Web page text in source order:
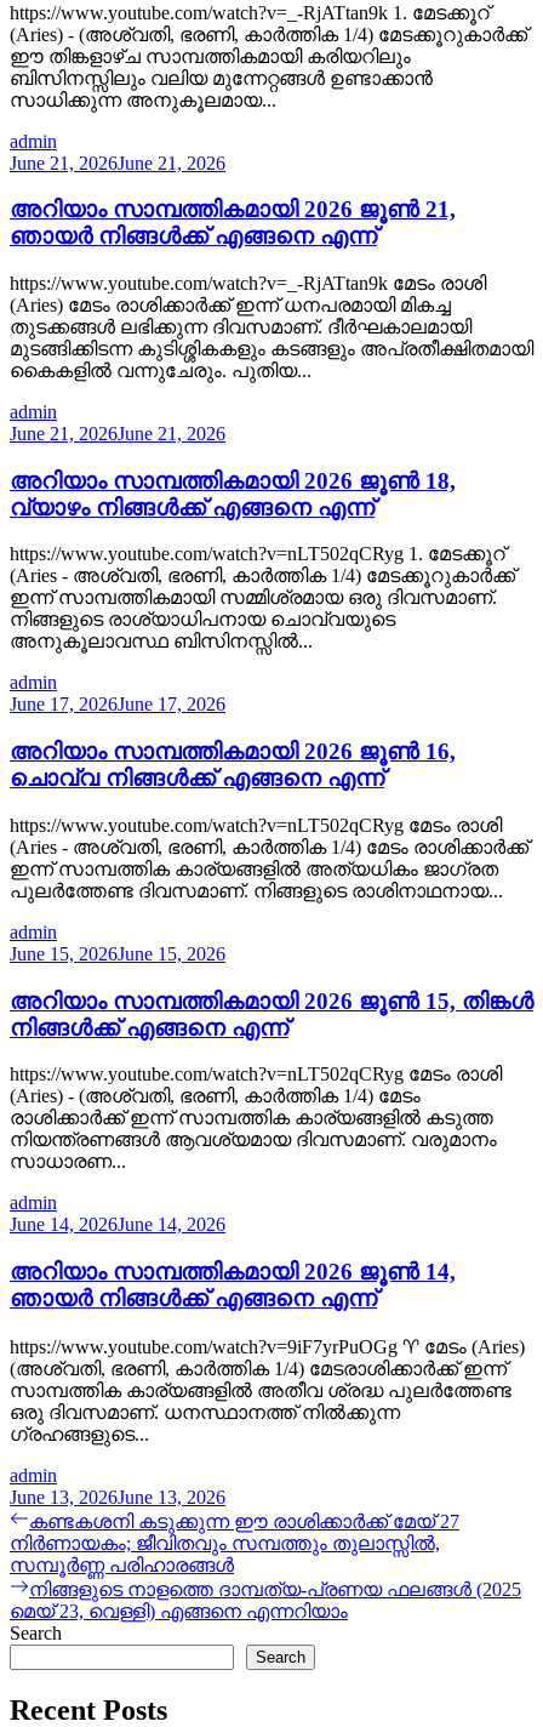
https://www.youtube.com/watch?v=_-RjATtan9k 1. മേടക്കൂറ്
(Aries) - (അശ്വതി, ഭരണി, കാർത്തിക 1/4) മേടക്കൂറുകാർക്ക്
ഈ തിങ്കളാഴ്ച സാമ്പത്തികമായി കരിയറിലും
ബിസിനസ്സിലും വലിയ മുന്നേറ്റങ്ങൾ ഉണ്ടാക്കാൻ
സാധിക്കുന്ന അനുകൂലമായ...
admin
June 21, 2026June 21, 2026
അറിയാം സാമ്പത്തികമായി 2026 ജൂൺ 21,
ഞായർ നിങ്ങൾക്ക് എങ്ങനെ എന്ന്
https://www.youtube.com/watch?v=_-RjATtan9k മേടം രാശി
(Aries) മേടം രാശിക്കാർക്ക് ഇന്ന് ധനപരമായി മികച്ച
തുടക്കങ്ങൾ ലഭിക്കുന്ന ദിവസമാണ്. ദീർഘകാലമായി
മുടങ്ങിക്കിടന്ന കുടിശ്ശികകളും കടങ്ങളും അപ്രതീക്ഷിതമായി
കൈകളിൽ വന്നുചേരും. പുതിയ...
admin
June 21, 2026June 21, 2026
അറിയാം സാമ്പത്തികമായി 2026 ജൂൺ 18,
വ്യാഴം നിങ്ങൾക്ക് എങ്ങനെ എന്ന്
https://www.youtube.com/watch?v=nLT502qCRyg 1. മേടക്കൂറ്
(Aries - അശ്വതി, ഭരണി, കാർത്തിക 1/4) മേടക്കൂറുകാർക്ക്
ഇന്ന് സാമ്പത്തികമായി സമ്മിശ്രമായ ഒരു ദിവസമാണ്.
നിങ്ങളുടെ രാശ്യാധിപനായ ചൊവ്വയുടെ
അനുകൂലാവസ്ഥ ബിസിനസ്സിൽ...
admin
June 17, 2026June 17, 2026
അറിയാം സാമ്പത്തികമായി 2026 ജൂൺ 16,
ചൊവ്വ നിങ്ങൾക്ക് എങ്ങനെ എന്ന്
https://www.youtube.com/watch?v=nLT502qCRyg മേടം രാശി
(Aries - അശ്വതി, ഭരണി, കാർത്തിക 1/4) മേടം രാശിക്കാർക്ക്
ഇന്ന് സാമ്പത്തിക കാര്യങ്ങളിൽ അത്യധികം ജാഗ്രത
പുലർത്തേണ്ട ദിവസമാണ്. നിങ്ങളുടെ രാശിനാഥനായ...
admin
June 15, 2026June 15, 2026
അറിയാം സാമ്പത്തികമായി 2026 ജൂൺ 15, തിങ്കൾ
നിങ്ങൾക്ക് എങ്ങനെ എന്ന്
https://www.youtube.com/watch?v=nLT502qCRyg മേടം രാശി
(Aries) - (അശ്വതി, ഭരണി, കാർത്തിക 1/4) മേടം
രാശിക്കാർക്ക് ഇന്ന് സാമ്പത്തിക കാര്യങ്ങളിൽ കടുത്ത
നിയന്ത്രണങ്ങൾ ആവശ്യമായ ദിവസമാണ്. വരുമാനം
സാധാരണ...
admin
June 14, 2026June 14, 2026
അറിയാം സാമ്പത്തികമായി 2026 ജൂൺ 14,
ഞായർ നിങ്ങൾക്ക് എങ്ങനെ എന്ന്
https://www.youtube.com/watch?v=9iF7yrPuOGg ♈ മേടം (Aries)
(അശ്വതി, ഭരണി, കാർത്തിക 1/4) മേടരാശിക്കാർക്ക് ഇന്ന്
സാമ്പത്തിക കാര്യങ്ങളിൽ അതീവ ശ്രദ്ധ പുലർത്തേണ്ട
ഒരു ദിവസമാണ്. ധനസ്ഥാനത്ത് നിൽക്കുന്ന
ഗ്രഹങ്ങളുടെ...
admin
June 13, 2026June 13, 2026
Post
navigation
Previous
post:
കണ്ടകശനി കടുക്കുന്ന ഈ രാശിക്കാര്‍ക്ക് മേയ് 27
നിര്‍ണായകം; ജീവിതവും സമ്പത്തും തുലാസ്സില്‍,
സമ്പൂര്‍ണ്ണ പരിഹാരങ്ങള്‍
Next
post:
നിങ്ങളുടെ നാളത്തെ ദാമ്പത്യ-പ്രണയ ഫലങ്ങൾ (2025
മെയ് 23, വെള്ളി) എങ്ങനെ എന്നറിയാം
Search
Search
Recent Posts